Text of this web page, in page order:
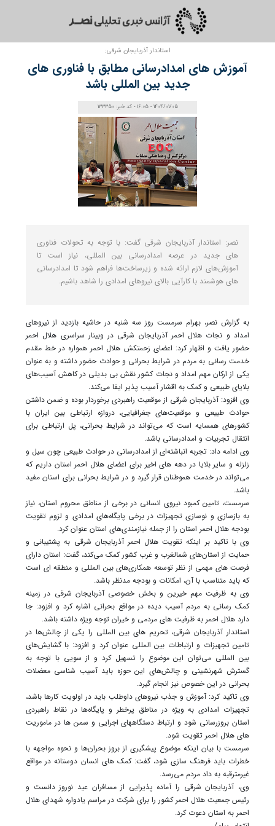
استاندار آذربایجان شرقی:
آموزش های امدادرسانی مطابق با فناوری های‌
جدید بین المللی باشد
1404/01/05 - 16:05 - کد خبر: 133350
نصر: استاندار آذربایجان شرقی گفت: با توجه به تحولات فناوری
های‌ جدید در عرصه امدادرسانی بین المللی، نیاز است تا
آموزش‌های لازم ارائه شده و زیرساخت‌ها فراهم شود تا امدادرسانی
های هوشمند با کارآیی بالای نیروهای امدادی را شاهد باشیم.
به گزارش نصر، بهرام سرمست روز سه شنبه در حاشیه بازدید از نیروهای
امداد و نجات هلال احمر آذربایجان شرقی در وبینار سراسری هلال احمر
حضور یافت و اظهار کرد: اعضای زحمتکش هلال احمر همواره در خط مقدم
خدمت رسانی به مردم در شرایط بحرانی و حوادث حضور داشته و به عنوان
یکی از ارکان مهم امداد و نجات کشور نقش بی بدیلی در کاهش آسیب‌های
بلایای طبیعی و کمک به اقشار آسیب پذیر ایفا می‌کند.
وی افزود: آذربایجان شرقی از موقعیت راهبردی برخوردار بوده و ضمن داشتن
حوادث طبیعی و موقعیت‌های جغرافیایی، دروازه ارتباطی بین ایران با
کشورهای همسایه است که می‌تواند در شرایط بحرانی، پل ارتباطی برای
انتقال تجربیات و امدادرسانی باشد.
وی ادامه داد: تجربه انباشته‌ای از امدادرسانی در حوادث طبیعی چون سیل و
زلزله و سایر بلایا در دهه های اخیر برای اعضای هلال احمر استان داریم که
می‌تواند در خدمت هموطنان قرار گیرد و در شرایط بحرانی برای استان مفید
باشد.
سرمست، تامین کمبود نیروی انسانی در برخی از مناطق محروم استان، نیاز
به بازسازی و نوسازی تجهیزات در برخی پایگاه‌های امدادی و لزوم تقویت
بودجه هلال احمر استان را از جمله نیازمندی‌های استان عنوان کرد.
وی با تاکید بر اینکه تقویت هلال احمر آذربایجان شرقی به پشتیبانی و
حمایت از استان‌های شمالغرب و غرب کشور کمک می‌کند، گفت: استان دارای
فرصت های مهمی از نظر توسعه همکاری‌های بین المللی و منطقه ای است
که باید متناسب با آن، امکانات و بودجه مدنظر باشد.
وی به ظرفیت مهم خیرین و بخش خصوصی آذربایجان شرقی در زمینه
کمک رسانی به مردم آسیب دیده در مواقع بحرانی اشاره کرد و افزود: جا
دارد هلال احمر به ظرفیت های مردمی و خیران توجه ویژه داشته باشد.
استاندار آذربایجان شرقی، تحریم های بین المللی را یکی از چالش‌ها در
تامین تجهیزات و ارتباطات بین المللی عنوان کرد و افزود: با گشایش‌های
بین المللی می‌توان این موضوع را تسهیل کرد و از سویی با توجه به
گسترش شهرنشینی و چالش‌های این حوزه باید آسیب شناسی معضلات
بحرانی در این خصوص نیز انجام گیرد.
وی تاکید کرد: آموزش و جذب نیروهای داوطلب باید در اولویت کارها باشد،
تجهیزات امدادی به ویژه در مناطق پرخطر و پایگاه‌ها در نقاط راهبردی
استان بروزرسانی شود و ارتباط دستگاههای اجرایی و سمن ها در ماموریت
های هلال احمر تقویت شود.
سرمست با بیان اینکه موضوع پیشگیری از بروز بحران‌ها و نحوه مواجهه با
خطرات باید فرهنگ سازی شود، گفت: کمک های انسان دوستانه در مواقع
غیرمترقبه به داد مردم می‌رسد.
وی، آذربایجان شرقی را آماده پذیرایی از مسافران عید نوروز دانست و
رئیس جمعیت هلال احمر کشور را برای شرکت در مراسم یادواره شهدای هلال
احمر به استان دعوت کرد.